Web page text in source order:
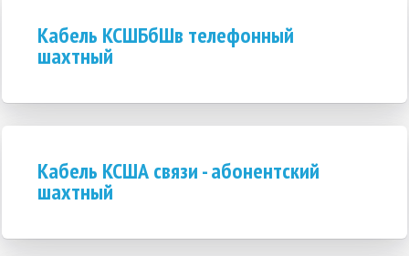
Кабель КСШБбШв телефонный
шахтный
Кабель КСША связи - абонентский
шахтный